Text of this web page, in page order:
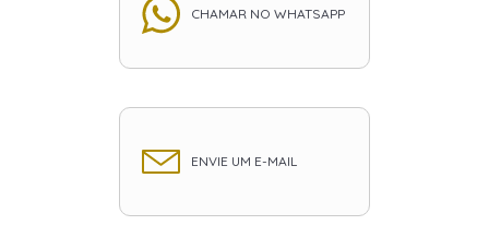
CHAMAR NO WHATSAPP
ENVIE UM E-MAIL